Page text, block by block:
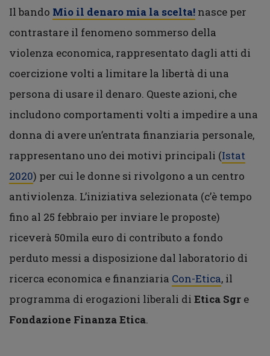
Il bando Mio il denaro mia la scelta! nasce per
contrastare il fenomeno sommerso della
violenza economica, rappresentato dagli atti di
coercizione volti a limitare la libertà di una
persona di usare il denaro. Queste azioni, che
includono comportamenti volti a impedire a una
donna di avere un’entrata finanziaria personale,
rappresentano uno dei motivi principali (Istat
2020) per cui le donne si rivolgono a un centro
antiviolenza. L’iniziativa selezionata (c’è tempo
fino al 25 febbraio per inviare le proposte)
riceverà 50mila euro di contributo a fondo
perduto messi a disposizione dal laboratorio di
ricerca economica e finanziaria Con-Etica, il
programma di erogazioni liberali di Etica Sgr e
Fondazione Finanza Etica.